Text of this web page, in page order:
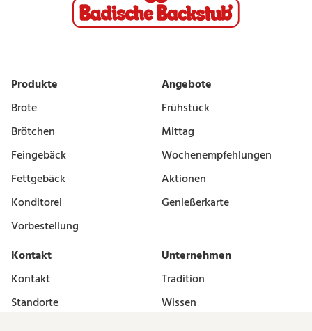
Produkte
Brote
Brötchen
Feingebäck
Fettgebäck
Konditorei
Vorbestellung
Angebote
Frühstück
Mittag
Wochenempfehlungen
Aktionen
Genießerkarte
Kontakt
Kontakt
Standorte
Unternehmen
Tradition
Wissen